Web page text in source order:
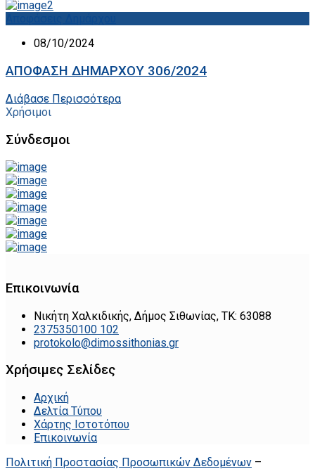
08/10/2024
ΑΠΟΦΑΣΗ ΔΗΜΑΡΧΟΥ 306/2024
Διάβασε Περισσότερα
Χρήσιμοι
Σύνδεσμοι
Επικοινωνία
Νικήτη Χαλκιδικής, Δήμος Σιθωνίας, ΤΚ: 63088
2375350100 102
protokolo@dimossithonias.gr
Χρήσιμες Σελίδες
Αρχική
Δελτία Τύπου
Χάρτης Ιστοτόπου
Επικοινωνία
Πολιτική Προστασίας Προσωπικών Δεδομένων –